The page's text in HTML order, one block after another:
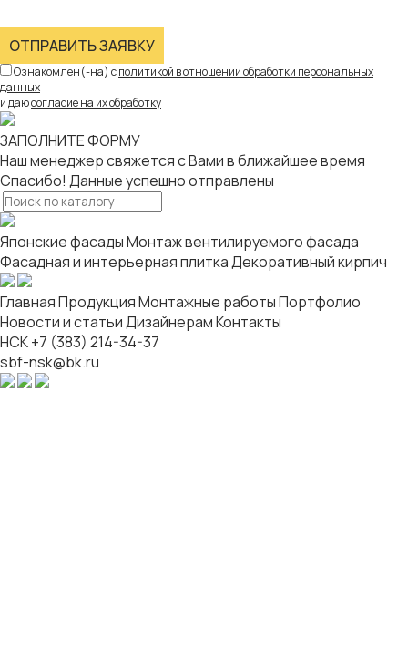
ОТПРАВИТЬ ЗАЯВКУ
Ознакомлен(-на) сполитикой в отношении обработки персональных
данных
и даюсогласие на их обработку
ЗАПОЛНИТЕ ФОРМУ
Наш менеджер свяжется с Вами в ближайшее время
Спасибо! Данные успешно отправлены
Японские фасадыМонтаж вентилируемого фасада
Фасадная и интерьерная плиткаДекоративный кирпич
ГлавнаяПродукцияМонтажные работыПортфолио
Новости и статьиДизайнерамКонтакты
НСК+7 (383) 214-34-37
sbf-nsk@bk.ru